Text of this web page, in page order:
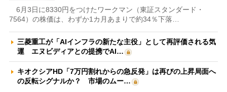
6月3日に8330円をつけたワークマン（東証スタンダード・
7564）の株価は、わずか1カ月あまりで約34％下落…
三菱重工が「AIインフラの新たな主役」として再評価される気
運 エヌビディアとの提携でAI…
キオクシアHD「7万円割れからの急反発」は再びの上昇局面へ
の反転シグナルか？ 市場のムー…